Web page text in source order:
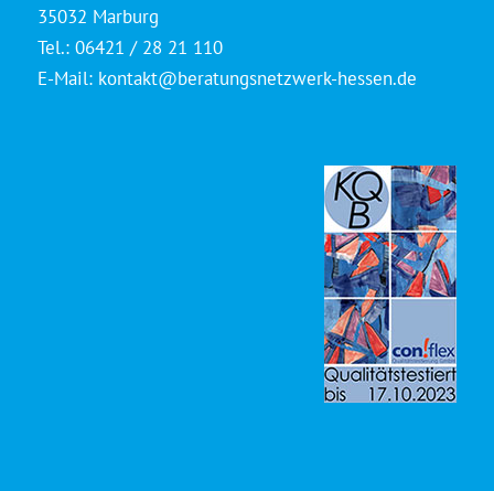
35032 Marburg
Tel.: 06421 / 28 21 110
E-Mail: kontakt@beratungsnetzwerk-hessen.de